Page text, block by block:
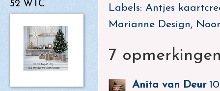
Labels: Antjes
Marianne Design,
7
Anita van Deur
52 WTC